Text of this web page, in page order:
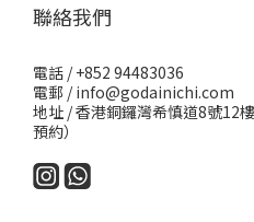
聯絡我們
電話 / +852 94483036
電郵 / info@godainichi.com
地址 / 香港銅鑼灣希慎道8號12
預約）